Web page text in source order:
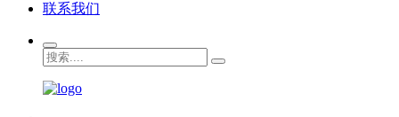
联系我们